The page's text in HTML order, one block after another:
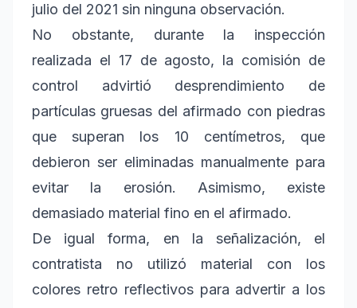
julio del 2021 sin ninguna observación.
No obstante, durante la inspección
realizada el 17 de agosto, la comisión de
control advirtió desprendimiento de
partículas gruesas del afirmado con piedras
que superan los 10 centímetros, que
debieron ser eliminadas manualmente para
evitar la erosión. Asimismo, existe
demasiado material fino en el afirmado.
De igual forma, en la señalización, el
contratista no utilizó material con los
colores retro reflectivos para advertir a los